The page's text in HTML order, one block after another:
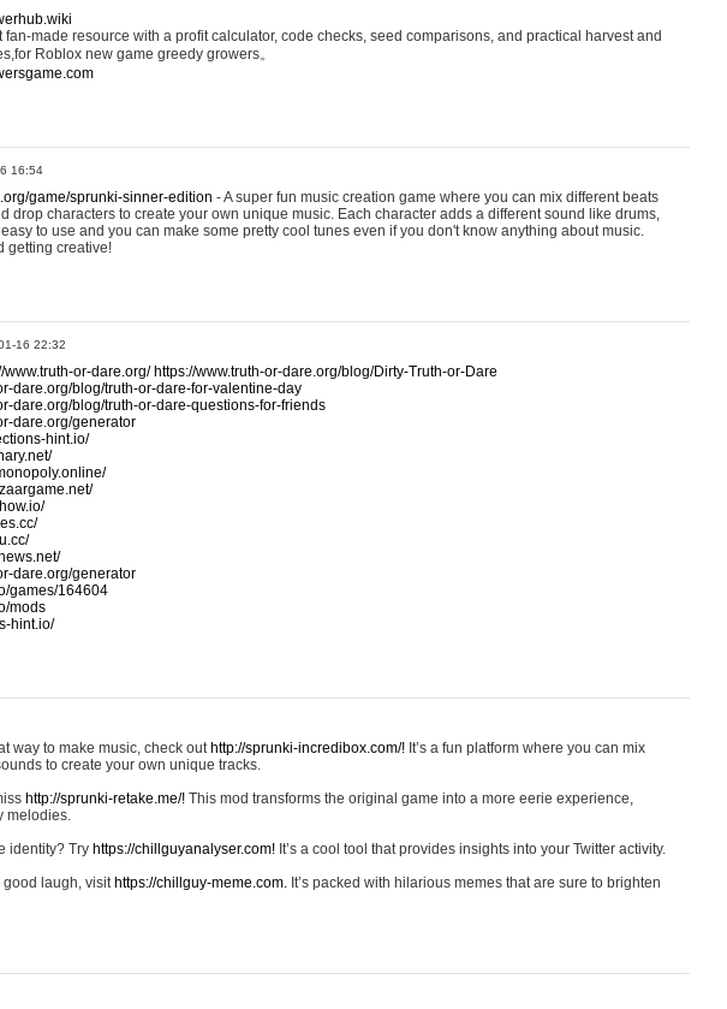
made resource with a profit calculator, code checks, seed comparisons, and practical harvest and
Roblox new game greedy growers。
16:54
game/sprunki-sinner-edition - A super fun music creation game where you can mix different beats
drop characters to create your own unique music. Each character adds a different sound like drums,
to use and you can make some pretty cool tunes even if you don't know anything about music.
getting creative!
16 22:32
www.truth-or-dare.org/ https://www.truth-or-dare.org/blog/Dirty-Truth-or-Dare
dare.org/blog/truth-or-dare-for-valentine-day
dare.org/blog/truth-or-dare-questions-for-friends
dare.org/generator
hint.io/
dare.org/generator
games/164604
mods
hint.io/
way to make music, check out http://sprunki-incredibox.com/! It’s a fun platform where you can mix
to create your own unique tracks.
http://sprunki-retake.me/! This mod transforms the original game into a more eerie experience,
melodies.
identity? Try https://chillguyanalyser.com! It’s a cool tool that provides insights into your Twitter activity.
good laugh, visit https://chillguy-meme.com. It’s packed with hilarious memes that are sure to brighten